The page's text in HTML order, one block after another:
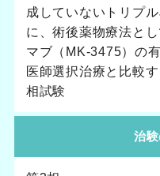
成していないトリプ
に、術後薬物療法と
マブ（MK-3475）の
医師選択治療と比較
相試験
治